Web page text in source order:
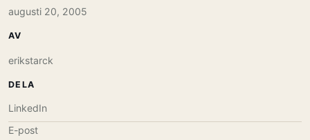
augusti 20, 2005
AV
erikstarck
DELA
LinkedIn
E-post